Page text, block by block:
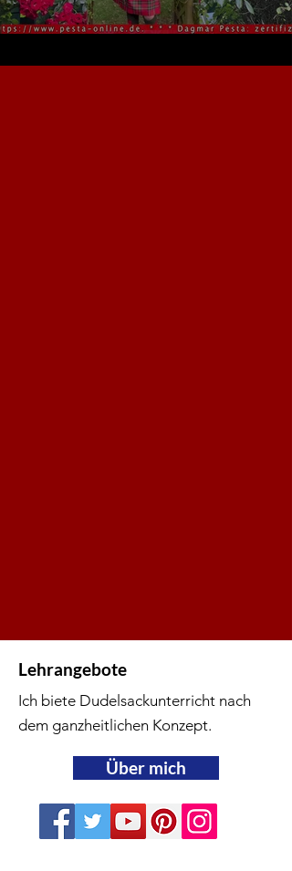
Lehrangebote
Ich biete Dudelsackunterricht nach
dem ganzheitlichen Konzept.
Über mich